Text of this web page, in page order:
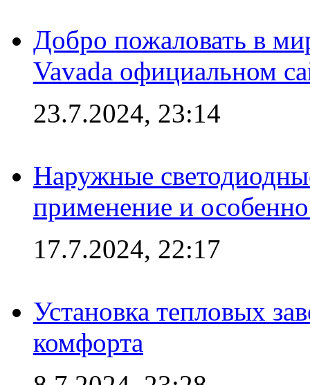
Добро пожаловать в
Vavada официальном
23.7.2024, 23:14
Наружные
применение и
17.7.2024, 22:17
Установка тепловых
комфорта